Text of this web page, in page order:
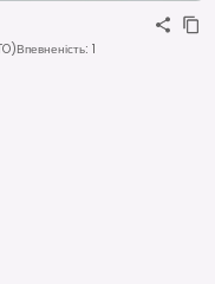
Впевненість: 1